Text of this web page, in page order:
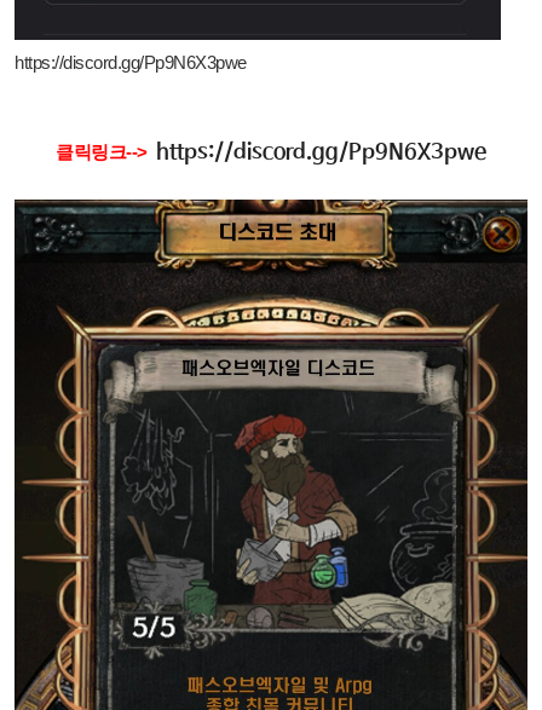
https://discord.gg/Pp9N6X3pwe
클릭링크--> https://discord.gg/Pp9N6X3pwe